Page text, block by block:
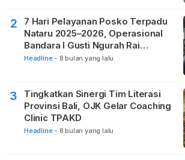
2
7 Hari Pelayanan Posko Terpadu
Nataru 2025–2026, Operasional
Bandara I Gusti Ngurah Rai
Berjalan Lancar
Headline - 8 bulan yang lalu
3
Tingkatkan Sinergi Tim Literasi
Provinsi Bali, OJK Gelar Coaching
Clinic TPAKD
Headline - 8 bulan yang lalu